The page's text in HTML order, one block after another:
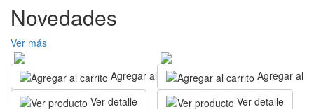
Novedades
Ver más
Agregar al carrito
Ver detalle
Agregar al
Ver detalle